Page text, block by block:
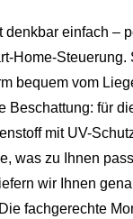
einfach –
Home-
bequem vom
für
mit UV-
was zu Ihnen
wir Ihnen
fachgerechte